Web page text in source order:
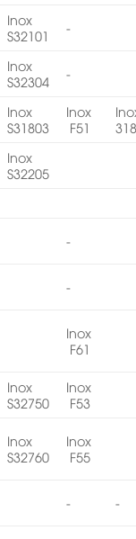
Inox
S32101
-
Inox
S32304
-
Inox
S31803
Inox
F51
Inox
S32205
-
-
Inox
F61
Inox
S32750
Inox
F53
Inox
S32760
Inox
F55
- -